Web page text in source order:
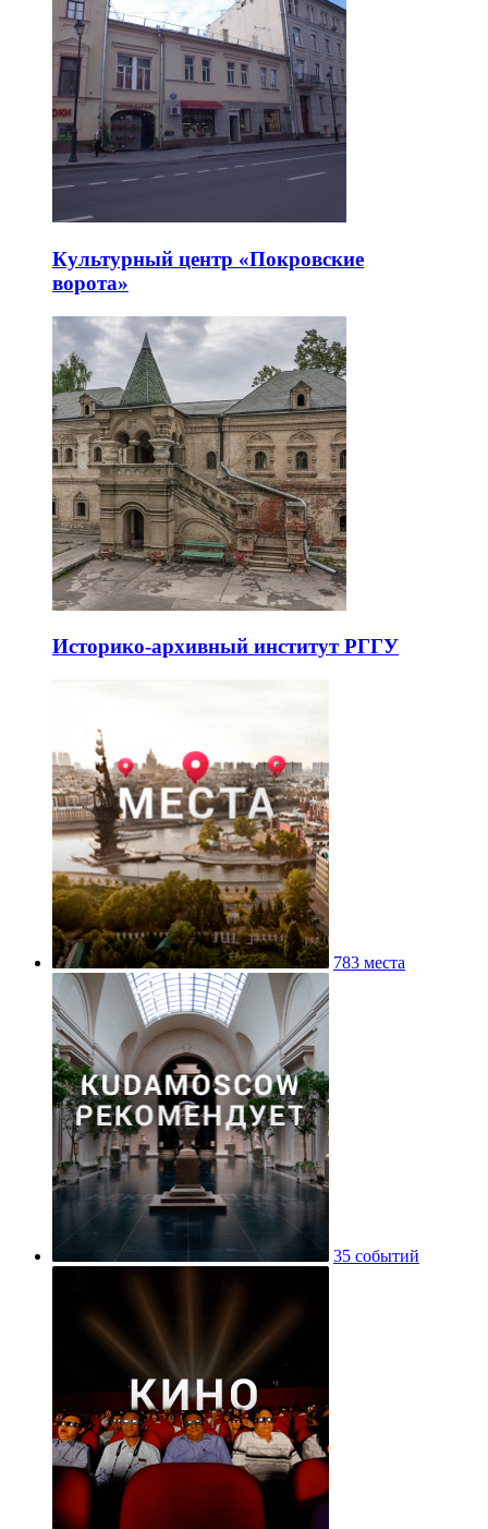
Культурный центр «Покровские
ворота»
Историко-архивный институт РГГУ
783 места
35 событий